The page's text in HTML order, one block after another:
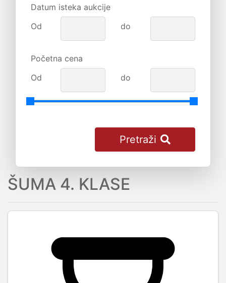
Datum isteka aukcije
Od
do
Početna cena
Od
do
Pretraži
ŠUMA 4. KLASE